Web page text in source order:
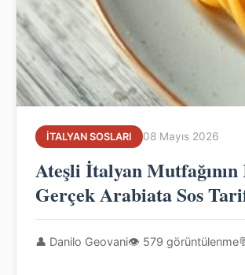
İTALYAN SOSLARI 08 Mayıs 2026
Ateşli İtalyan
Gerçek Arabiata Sos
👤 Danilo Geovani👁 579 görüntülenme